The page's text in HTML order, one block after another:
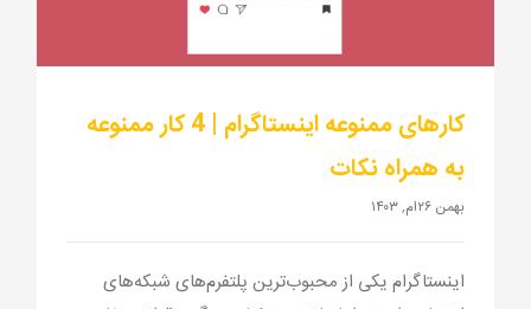
کارهای ممنوعه اینستاگرام | 4 کار ممنوعه
به همراه نکات
بهمن ۲۶ام, ۱۴۰۳
اینستاگرام یکی از محبوب‌ترین پلتفرم‌های شبکه‌های